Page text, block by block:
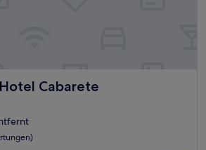
Cabarete
Cabarete